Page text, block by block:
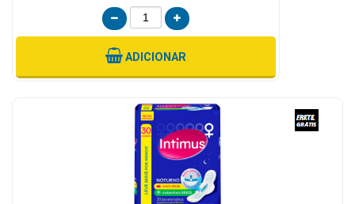
ADICIONAR